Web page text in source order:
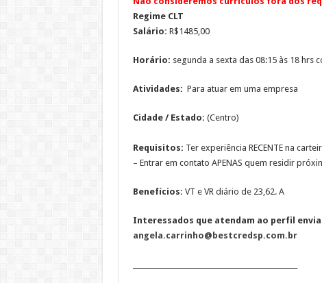
Regime CLT
Salário: R$1485,00
Horário: segunda a sexta das 08:15 às 18 hrs
Atividades: Para atuar em uma empresa
Cidade / Estado: (Centro)
Requisitos: Ter experiência RECENTE na
– Entrar em contato APENAS quem residir
Benefícios: VT e VR diário de 23,62. A
Interessados que atendam ao perfil
angela.carrinho@bestcredsp.com.br